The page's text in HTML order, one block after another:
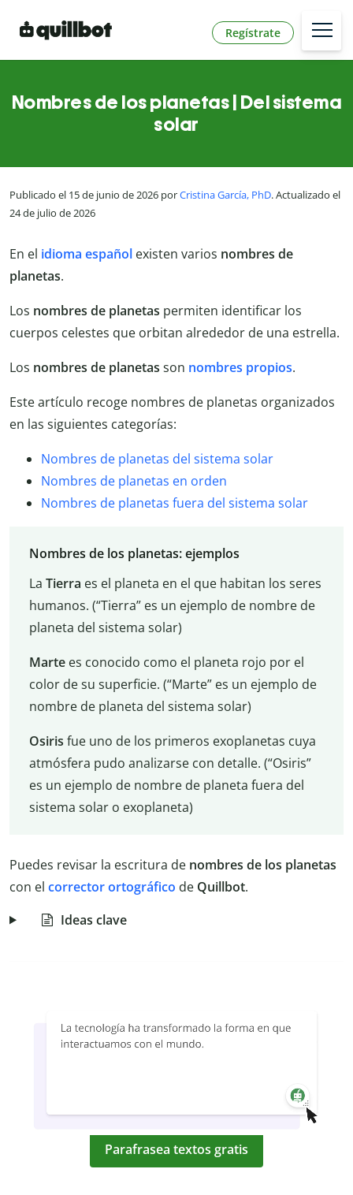
Regístrate
Nombres de los planetas | Del sistema
solar
Publicado el 15 de junio de 2026 porCristina García, PhD. Actualizado el
24 de julio de 2026
En el idioma español existen varios nombres de
planetas.
Los nombres de planetas permiten identificar los
cuerpos celestes que orbitan alrededor de una estrella.
Los nombres de planetas son nombres propios.
Este artículo recoge nombres de planetas organizados
en las siguientes categorías:
Nombres de planetas del sistema solar
Nombres de planetas en orden
Nombres de planetas fuera del sistema solar
Nombres de los planetas: ejemplos
La Tierra es el planeta en el que habitan los seres
humanos. (“Tierra” es un ejemplo de nombre de
planeta del sistema solar)
Martees conocido como el planeta rojo por el
color de su superficie. (“Marte” es un ejemplo de
nombre de planeta del sistema solar)
Osiris fue uno de los primeros exoplanetas cuya
atmósfera pudo analizarse con detalle. (“Osiris”
es un ejemplo de nombre de planeta fuera del
sistema solar o exoplaneta)
Puedes revisar la escritura de nombres de los planetas
con el corrector ortográfico de Quillbot.
Ideas clave
Parafrasea textos gratis